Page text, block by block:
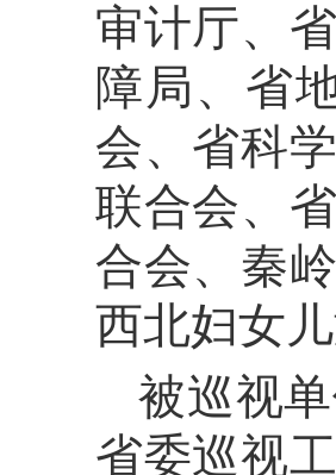
审计厅、
障局、省
会、省科
联合会、
合会、秦
西北妇女
被巡视
省委巡视